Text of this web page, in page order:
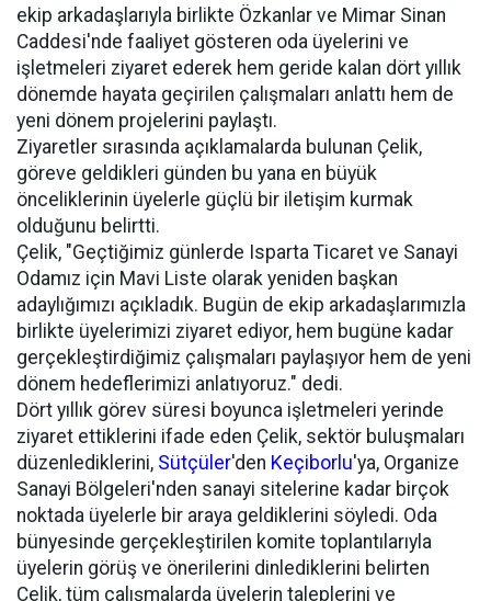
ekip arkadaşlarıyla birlikte Özkanlar ve Mimar Sinan
Caddesi'nde faaliyet gösteren oda üyelerini ve
işletmeleri ziyaret ederek hem geride kalan dört yıllık
dönemde hayata geçirilen çalışmaları anlattı hem de
yeni dönem projelerini paylaştı.
Ziyaretler sırasında açıklamalarda bulunan Çelik,
göreve geldikleri günden bu yana en büyük
önceliklerinin üyelerle güçlü bir iletişim kurmak
olduğunu belirtti.
Çelik, "Geçtiğimiz günlerde Isparta Ticaret ve Sanayi
Odamız için Mavi Liste olarak yeniden başkan
adaylığımızı açıkladık. Bugün de ekip arkadaşlarımızla
birlikte üyelerimizi ziyaret ediyor, hem bugüne kadar
gerçekleştirdiğimiz çalışmaları paylaşıyor hem de yeni
dönem hedeflerimizi anlatıyoruz." dedi.
Dört yıllık görev süresi boyunca işletmeleri yerinde
ziyaret ettiklerini ifade eden Çelik, sektör buluşmaları
düzenlediklerini, Sütçüler'den Keçiborlu'ya, Organize
Sanayi Bölgeleri'nden sanayi sitelerine kadar birçok
noktada üyelerle bir araya geldiklerini söyledi. Oda
bünyesinde gerçekleştirilen komite toplantılarıyla
üyelerin görüş ve önerilerini dinlediklerini belirten
Çelik, tüm çalışmalarda üyelerin taleplerini ve